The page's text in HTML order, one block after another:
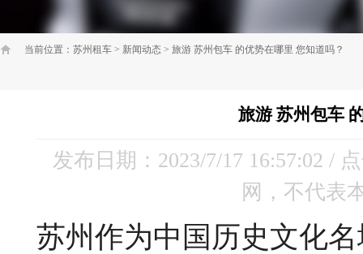
当前位置： 苏州租车 > 新闻动态 > 旅游 苏州包车 的优势在哪里 您知道吗？
旅游 苏州包车
发布日期：2023/7/17 16:57:02 /
网，不代表
苏州作为中国历史文化